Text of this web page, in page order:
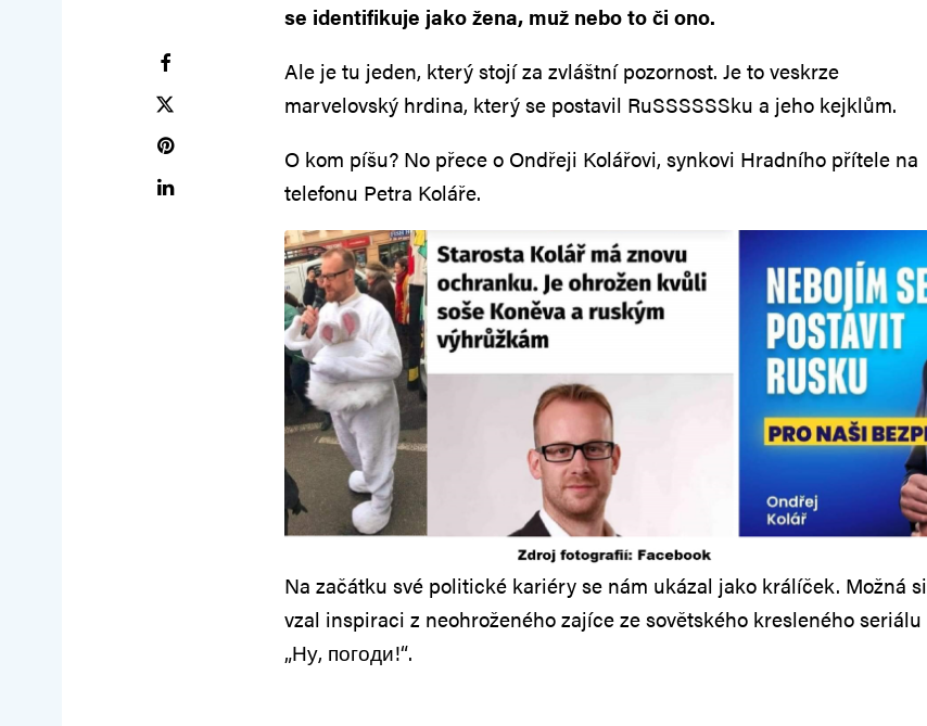
se identifikuje jako žena, muž nebo to či ono.
Ale je tu jeden, který stojí za zvláštní pozornost. Je to veskrze
marvelovský hrdina, který se postavil RuSSSSSSku a jeho kejklům.
O kom píšu? No přece o Ondřeji Kolářovi, synkovi Hradního přítele na
telefonu Petra Koláře.
Na začátku své politické kariéry se nám ukázal jako králíček. Možná si
vzal inspiraci z neohroženého zajíce ze sovětského kresleného seriálu
„Ну, погоди!“.